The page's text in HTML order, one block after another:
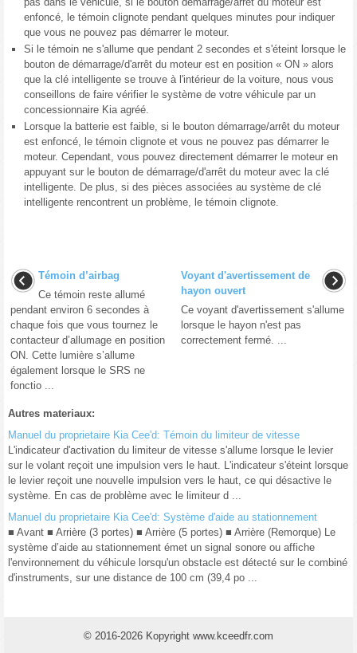
enfoncé, le témoin clignote pendant quelques minutes pour indiquer
que vous ne pouvez pas démarrer le moteur.
Si le témoin ne s'allume que pendant 2 secondes et s'éteint lorsque le
bouton de démarrage/d'arrêt du moteur est en position « ON » alors
que la clé intelligente se trouve à l'intérieur de la voiture, nous vous
conseillons de faire vérifier le système de votre véhicule par un
concessionnaire Kia agréé.
Lorsque la batterie est faible, si le bouton démarrage/arrêt du moteur
est enfoncé, le témoin clignote et vous ne pouvez pas démarrer le
moteur. Cependant, vous pouvez directement démarrer le moteur en
appuyant sur le bouton de démarrage/d'arrêt du moteur avec la clé
intelligente. De plus, si des pièces associées au système de clé
intelligente rencontrent un problème, le témoin clignote.
Témoin d’airbag
Ce témoin reste allumé
pendant environ 6 secondes à
chaque fois que vous tournez le
contacteur d’allumage en position
ON. Cette lumière s’allume
également lorsque le SRS ne
fonctio ...
Voyant d'avertissement de
hayon ouvert
Ce voyant d'avertissement s'allume
lorsque le hayon n'est pas
correctement fermé. ...
Autres materiaux:
Manuel du proprietaire Kia Cee'd: Témoin du limiteur de vitesse
L'indicateur d'activation du limiteur de vitesse s'allume lorsque le levier
sur le volant reçoit une impulsion vers le haut. L'indicateur s'éteint lorsque
le levier reçoit une nouvelle impulsion vers le haut, ce qui désactive le
système. En cas de problème avec le limiteur d ...
Manuel du proprietaire Kia Cee'd: Système d'aide au stationnement
■ Avant ■ Arrière (3 portes) ■ Arrière (5 portes) ■ Arrière (Remorque) Le
système d’aide au stationnement émet un signal sonore ou affiche
l'environnement du véhicule lorsqu'un obstacle est détecté sur le combiné
d'instruments, sur une distance de 100 cm (39,4 po ...
© 2016-2026 Kopyright www.kceedfr.com